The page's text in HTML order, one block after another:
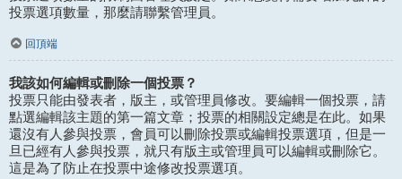
投票選項數量，那麼請聯繫管理員。
回頂端
我該如何編輯或刪除一個投票？
投票只能由發表者，版主，或管理員修改。要編輯一個投票，請
點選編輯該主題的第一篇文章；投票的相關設定總是在此。如果
還沒有人參與投票，會員可以刪除投票或編輯投票選項，但是一
旦已經有人參與投票，就只有版主或管理員可以編輯或刪除它。
這是為了防止在投票中途修改投票選項。